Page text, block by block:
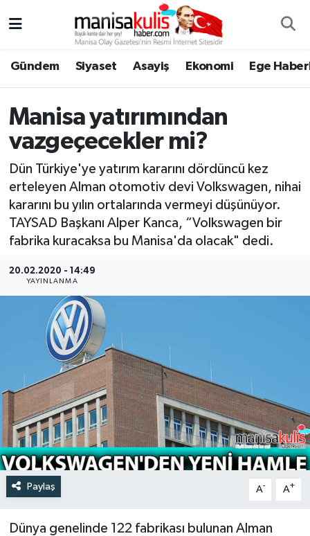
Gündem Siyaset Asayiş Ekonomi Ege
Manisa yatırımından
vazgeçecekler mi?
Dün Türkiye'ye yatırım kararını dördüncü kez
erteleyen Alman otomotiv devi Volkswagen, nihai
kararını bu yılın ortalarında vermeyi düşünüyor.
TAYSAD Başkanı Alper Kanca, “Volkswagen bir
fabrika kuracaksa bu Manisa'da olacak" dedi.
20.02.2020 - 14:49
YAYINLANMA
Paylaş A- A+
Dünya genelinde 122 fabrikası bulunan Alman
Ege Haberleri
Ekonomi
Gündem
Resmi İlan
Siyaset
Spor
Türkiye
Yaşam
Yunusemre Hava Durumu
Yunusemre Trafik Yoğunluk Haritası
Tüm Manşetler
Son Dakika Haberleri
Haber Arşivi